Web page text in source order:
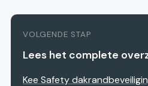
VOLGENDE STAP
Lees het complete
Kee Safety